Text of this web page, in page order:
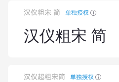
汉仪粗宋 简 单独授权
汉仪粗宋 简
汉仪超粗宋简 单独授权